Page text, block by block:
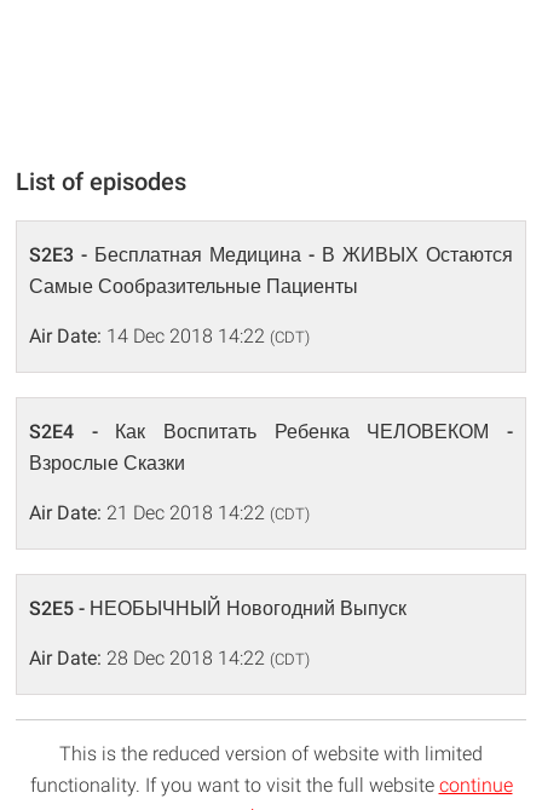
List of episodes
S2E3 - Бесплатная Медицина - В ЖИВЫХ Остаются
Самые Сообразительные Пациенты
Air Date: 14 Dec 2018 14:22 (CDT)
S2E4 - Как Воспитать Ребенка ЧЕЛОВЕКОМ -
Взрослые Сказки
Air Date: 21 Dec 2018 14:22 (CDT)
S2E5 - НЕОБЫЧНЫЙ Новогодний Выпуск
Air Date: 28 Dec 2018 14:22 (CDT)
This is the reduced version of website with limited
functionality. If you want to visit the full website continue